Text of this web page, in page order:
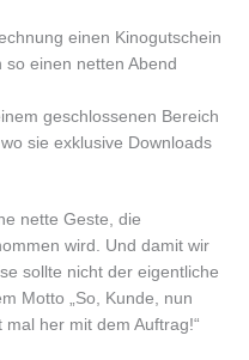
einen Kinogutschein
einen netten Abend
geschlossenen Bereich
sie exklusive Downloads
nette Geste, die
wird. Und damit wir
sollte nicht der eigentliche
Motto „So, Kunde, nun
her mit dem Auftrag!“